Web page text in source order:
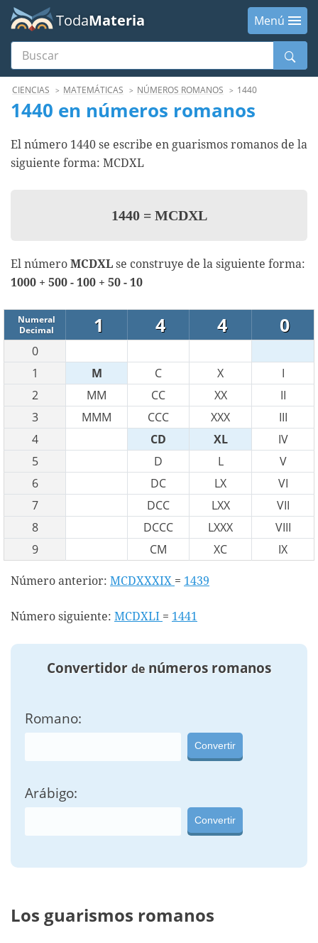
TodaMateria
Menú
Buscar
MenúCIENCIAS MATEMÁTICAS NÚMEROS ROMANOS 1440
1440 en números romanos
El número 1440 se escribe en guarismos romanos de la
siguiente forma: MCDXL
1440 =MCDXL
El número MCDXL se construye de la siguiente forma:
1000 + 500 - 100 + 50 - 10
Numeral
Decimal
1 4 4 0
0
1
M C X
I
2
MM CC XX
II
3
MMM CCC XXX
III
4
CD XL
IV
5
D L
V
6
DC LX
VI
7
DCC LXX
VII
8
DCCC LXXX
VIII
9
CM XC IX
Número anterior: MCDXXXIX = 1439
Número siguiente: MCDXLI = 1441
Convertidor de números romanos
Romano:
Convertir
Arábigo:
Convertir
Los guarismos romanos